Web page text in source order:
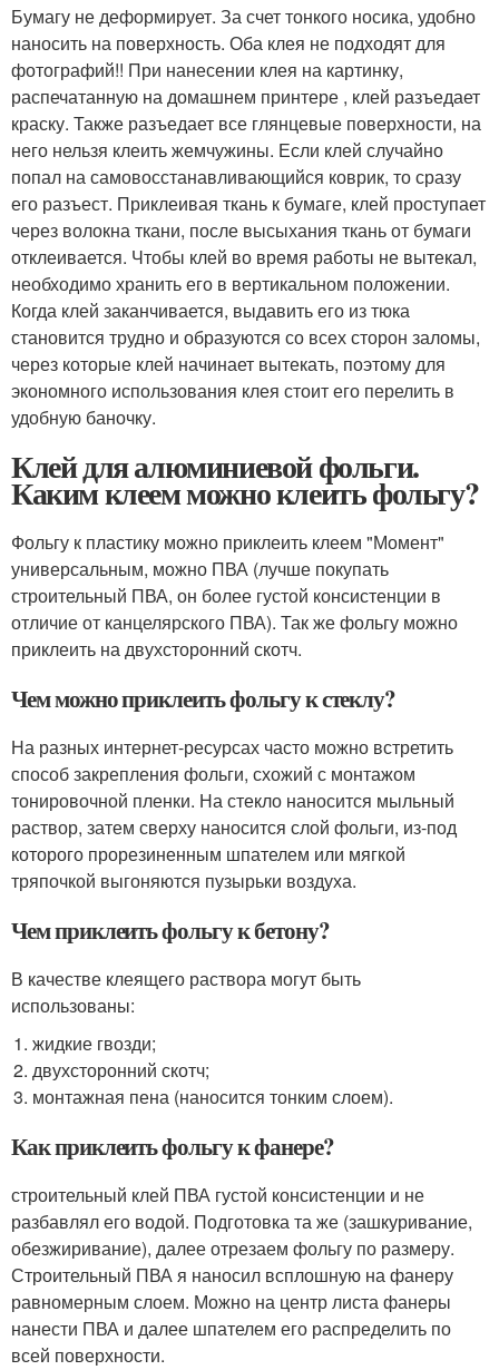
Бумагу не деформирует. За счет тонкого носика, удобно
наносить на поверхность. Оба клея не подходят для
фотографий!! При нанесении клея на картинку,
распечатанную на домашнем принтере , клей разъедает
краску. Также разъедает все глянцевые поверхности, на
него нельзя клеить жемчужины. Если клей случайно
попал на самовосстанавливающийся коврик, то сразу
его разъест. Приклеивая ткань к бумаге, клей проступает
через волокна ткани, после высыхания ткань от бумаги
отклеивается. Чтобы клей во время работы не вытекал,
необходимо хранить его в вертикальном положении.
Когда клей заканчивается, выдавить его из тюка
становится трудно и образуются со всех сторон заломы,
через которые клей начинает вытекать, поэтому для
экономного использования клея стоит его перелить в
удобную баночку.
Клей для алюминиевой фольги.
Каким клеем можно клеить фольгу?
Фольгу к пластику можно приклеить клеем "Момент"
универсальным, можно ПВА (лучше покупать
строительный ПВА, он более густой консистенции в
отличие от канцелярского ПВА). Так же фольгу можно
приклеить на двухсторонний скотч.
Чем можно приклеить фольгу к стеклу?
На разных интернет-ресурсах часто можно встретить
способ закрепления фольги, схожий с монтажом
тонировочной пленки. На стекло наносится мыльный
раствор, затем сверху наносится слой фольги, из-под
которого прорезиненным шпателем или мягкой
тряпочкой выгоняются пузырьки воздуха.
Чем приклеить фольгу к бетону?
В качестве клеящего раствора могут быть
использованы:
жидкие гвозди;
двухсторонний скотч;
монтажная пена (наносится тонким слоем).
Как приклеить фольгу к фанере?
строительный клей ПВА густой консистенции и не
разбавлял его водой. Подготовка та же (зашкуривание,
обезжиривание), далее отрезаем фольгу по размеру.
Строительный ПВА я наносил всплошную на фанеру
равномерным слоем. Можно на центр листа фанеры
нанести ПВА и далее шпателем его распределить по
всей поверхности.